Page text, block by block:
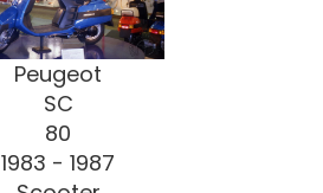
Peugeot
SC
80
1983 - 1987